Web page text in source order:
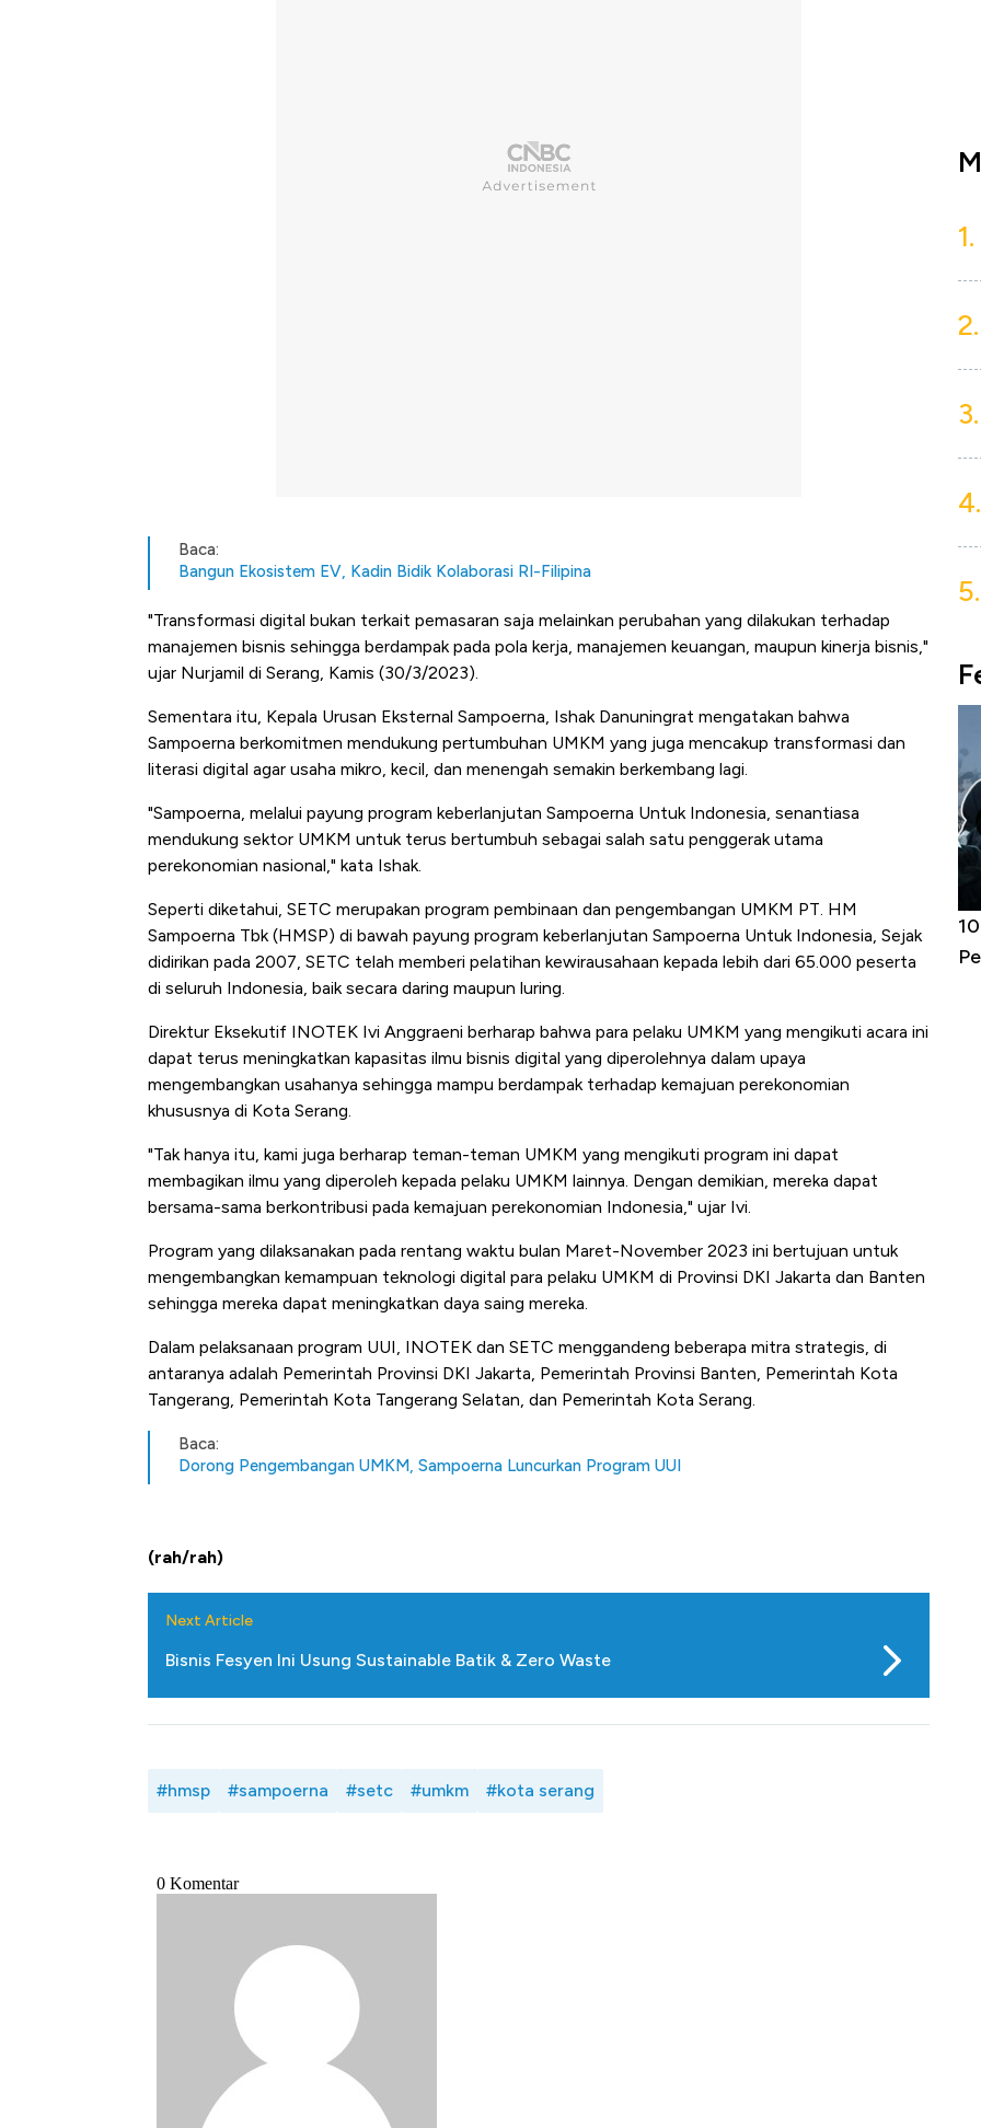
Baca:
Bangun Ekosistem EV, Kadin Bidik Kolaborasi RI-Filipina
"Transformasi digital bukan terkait pemasaran saja melainkan perubahan yang dilakukan terhadap
manajemen bisnis sehingga berdampak pada pola kerja, manajemen keuangan, maupun kinerja bisnis,"
ujar Nurjamil di Serang, Kamis (30/3/2023).
Sementara itu, Kepala Urusan Eksternal Sampoerna, Ishak Danuningrat mengatakan bahwa
Sampoerna berkomitmen mendukung pertumbuhan UMKM yang juga mencakup transformasi dan
literasi digital agar usaha mikro, kecil, dan menengah semakin berkembang lagi.
"Sampoerna, melalui payung program keberlanjutan Sampoerna Untuk Indonesia, senantiasa
mendukung sektor UMKM untuk terus bertumbuh sebagai salah satu penggerak utama
perekonomian nasional," kata Ishak.
Seperti diketahui, SETC merupakan program pembinaan dan pengembangan UMKM PT. HM
Sampoerna Tbk (HMSP) di bawah payung program keberlanjutan Sampoerna Untuk Indonesia, Sejak
didirikan pada 2007, SETC telah memberi pelatihan kewirausahaan kepada lebih dari 65.000 peserta
di seluruh Indonesia, baik secara daring maupun luring.
Direktur Eksekutif INOTEK Ivi Anggraeni berharap bahwa para pelaku UMKM yang mengikuti acara ini
dapat terus meningkatkan kapasitas ilmu bisnis digital yang diperolehnya dalam upaya
mengembangkan usahanya sehingga mampu berdampak terhadap kemajuan perekonomian
khususnya di Kota Serang.
"Tak hanya itu, kami juga berharap teman-teman UMKM yang mengikuti program ini dapat
membagikan ilmu yang diperoleh kepada pelaku UMKM lainnya. Dengan demikian, mereka dapat
bersama-sama berkontribusi pada kemajuan perekonomian Indonesia," ujar Ivi.
Program yang dilaksanakan pada rentang waktu bulan Maret-November 2023 ini bertujuan untuk
mengembangkan kemampuan teknologi digital para pelaku UMKM di Provinsi DKI Jakarta dan Banten
sehingga mereka dapat meningkatkan daya saing mereka.
Dalam pelaksanaan program UUI, INOTEK dan SETC menggandeng beberapa mitra strategis, di
antaranya adalah Pemerintah Provinsi DKI Jakarta, Pemerintah Provinsi Banten, Pemerintah Kota
Tangerang, Pemerintah Kota Tangerang Selatan, dan Pemerintah Kota Serang.
Baca:
Dorong Pengembangan UMKM, Sampoerna Luncurkan Program UUI
(rah/rah)
Next Article
Bisnis Fesyen Ini Usung Sustainable Batik & Zero Waste
#hmsp #sampoerna #setc #umkm #kota serang
1.
2.
3.
4.
5.
Kongo Tutup Keran Ekspor, Harga
Tembaga Terbang ke Zona Berbahaya
Adu Panas Kinerja Emiten Minyak RI,
Mana yang Cuannya Paling Menyala?